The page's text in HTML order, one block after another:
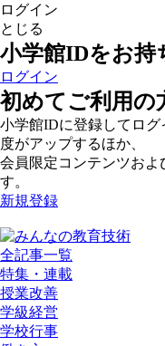
ログイン
とじる
小学館IDをお持
ログイン
初めてご利用の
小学館IDに登録してロ
度がアップするほか、
会員限定コンテンツおよ
す。
新規登録
全記事一覧
特集・連載
授業改善
学級経営
学校行事